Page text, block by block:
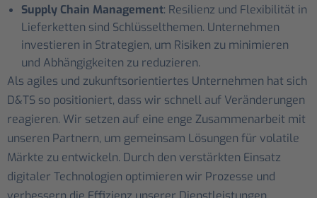
Supply Chain Management: Resilienz und Flexibilität in
Lieferketten sind Schlüsselthemen. Unternehmen
investieren in Strategien, um Risiken zu minimieren
und Abhängigkeiten zu reduzieren.
Als agiles und zukunftsorientiertes Unternehmen hat sich
D&TS so positioniert, dass wir schnell auf Veränderungen
reagieren. Wir setzen auf eine enge Zusammenarbeit mit
unseren Partnern, um gemeinsam Lösungen für volatile
Märkte zu entwickeln. Durch den verstärkten Einsatz
digitaler Technologien optimieren wir Prozesse und